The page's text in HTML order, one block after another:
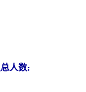
人数: